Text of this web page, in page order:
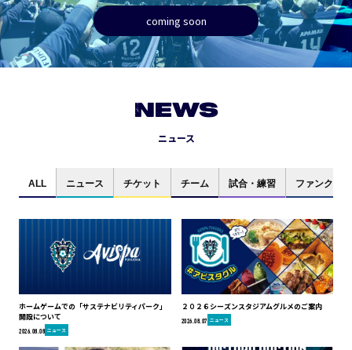
coming soon
NEWS
ニュース
ALL ニュース チケット チーム 試合・練習 ファンクラブ
ホームゲームでの「サステナビリティパーク」
開設について
2026.08.08 ニュース
２０２６シーズンスタジアムグルメのご案内
2026.08.07 ニュース